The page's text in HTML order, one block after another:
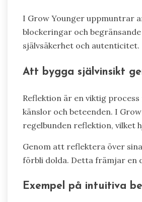
I Grow Younger uppmuntrar
blockeringar och
självsäkerhet och autenticitet.
Att bygga självinsikt
Reflektion är en viktig
känslor och beteenden. I
regelbunden reflektion, vilket
Genom att reflektera över
förbli dolda. Detta främjar en
Exempel på intuitiva